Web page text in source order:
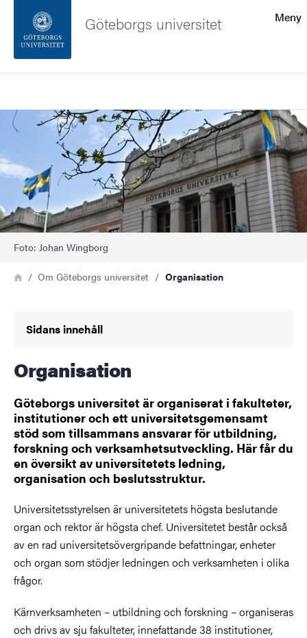
Sidfoten
Om webbplatsen
Meny
Göteborgs universitet
Bild
Foto: Johan Wingborg
Länkstig
HemOm Göteborgs universitet Organisation
Sidans innehåll
Organisation
Göteborgs universitet är organiserat i fakulteter,
institutioner och ett universitetsgemensamt
stöd som tillsammans ansvarar för utbildning,
forskning och verksamhetsutveckling. Här får du
en översikt av universitetets ledning,
organisation och beslutsstruktur.
Universitetsstyrelsen är universitetets högsta beslutande
organ och rektor är högsta chef. Universitetet består också
av en rad universitetsövergripande befattningar, enheter
och organ som stödjer ledningen och verksamheten i olika
frågor.
Kärnverksamheten – utbildning och forskning – organiseras
och drivs av sju fakulteter, innefattande 38 institutioner,